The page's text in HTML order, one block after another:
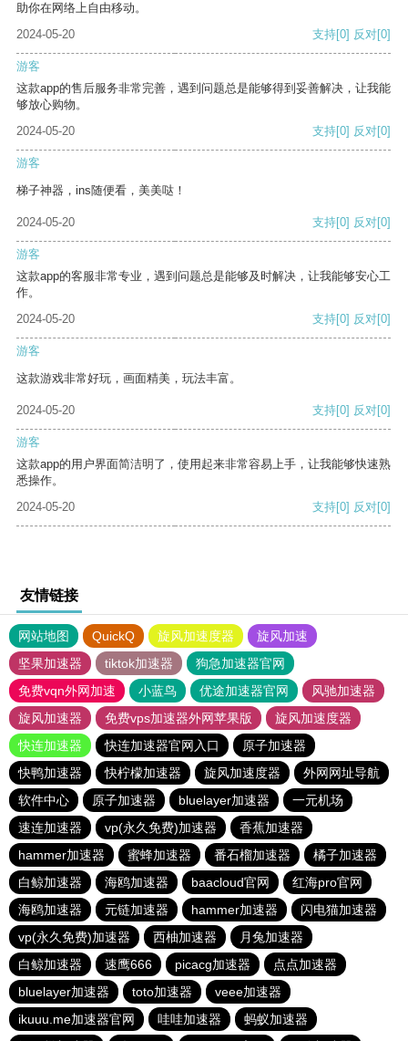
助你在网络上自由移动。
2024-05-20
支持[0] 反对[0]
游客
这款app的售后服务非常完善，遇到问题总是能够得到妥善解决，让我能
够放心购物。
2024-05-20
支持[0] 反对[0]
游客
梯子神器，ins随便看，美美哒！
2024-05-20 支持[0] 反对[0]
游客
这款app的客服非常专业，遇到问题总是能够及时解决，让我能够安心工
作。
2024-05-20
支持[0] 反对[0]
游客
这款游戏非常好玩，画面精美，玩法丰富。
2024-05-20 支持[0] 反对[0]
游客
这款app的用户界面简洁明了，使用起来非常容易上手，让我能够快速熟
悉操作。
2024-05-20
支持[0] 反对[0]
友情链接
网站地图 QuickQ 旋风加速度器
旋风加速
坚果加速器
tiktok加速器
狗急加速器官网
免费vqn外网加速
小蓝鸟 优途加速器官网
风驰加速器
旋风加速器
免费vps加速器外网苹果版
旋风加速度器
快连加速器
快连加速器官网入口
原子加速器
快鸭加速器
快柠檬加速器 旋风加速度器
外网网址导航
软件中心
原子加速器 bluelayer加速器
一元机场
速连加速器
vp(永久免费)加速器
香蕉加速器
hammer加速器
蜜蜂加速器 番石榴加速器
橘子加速器
白鲸加速器
海鸥加速器 baacloud官网
红海pro官网
海鸥加速器
元链加速器 hammer加速器
闪电猫加速器
vp(永久免费)加速器
西柚加速器
月兔加速器
白鲸加速器
速鹰666 picacg加速器
点点加速器
bluelayer加速器
toto加速器
veee加速器
ikuuu.me加速器官网
哇哇加速器
蚂蚁加速器